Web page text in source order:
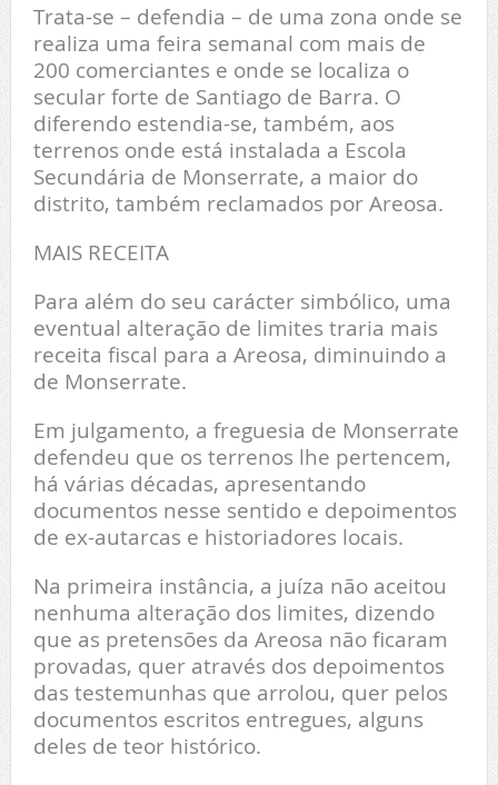
Trata-se – defendia – de uma zona onde se
realiza uma feira semanal com mais de
200 comerciantes e onde se localiza o
secular forte de Santiago de Barra. O
diferendo estendia-se, também, aos
terrenos onde está instalada a Escola
Secundária de Monserrate, a maior do
distrito, também reclamados por Areosa.
MAIS RECEITA
Para além do seu carácter simbólico, uma
eventual alteração de limites traria mais
receita fiscal para a Areosa, diminuindo a
de Monserrate.
Em julgamento, a freguesia de Monserrate
defendeu que os terrenos lhe pertencem,
há várias décadas, apresentando
documentos nesse sentido e depoimentos
de ex-autarcas e historiadores locais.
Na primeira instância, a juíza não aceitou
nenhuma alteração dos limites, dizendo
que as pretensões da Areosa não ficaram
provadas, quer através dos depoimentos
das testemunhas que arrolou, quer pelos
documentos escritos entregues, alguns
deles de teor histórico.